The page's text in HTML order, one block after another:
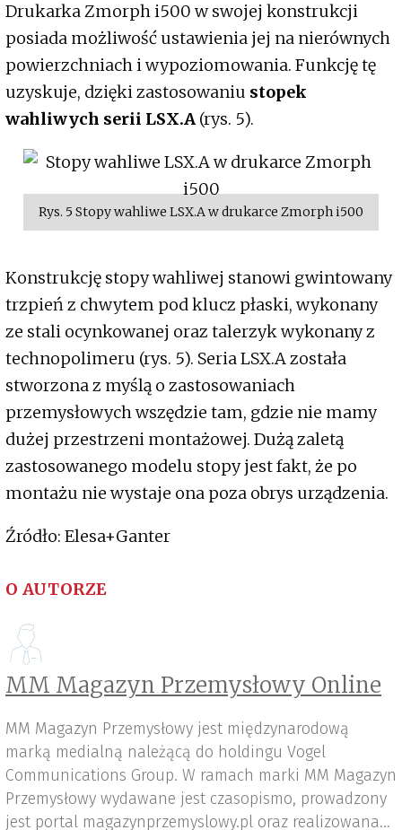
Drukarka Zmorph i500 w swojej konstrukcji
posiada możliwość ustawienia jej na nierównych
powierzchniach i wypoziomowania. Funkcję tę
uzyskuje, dzięki zastosowaniu stopek
wahliwych serii LSX.A (rys. 5).
Rys. 5 Stopy wahliwe LSX.A w drukarce Zmorph i500
Konstrukcję stopy wahliwej stanowi gwintowany
trzpień z chwytem pod klucz płaski, wykonany
ze stali ocynkowanej oraz talerzyk wykonany z
technopolimeru (rys. 5). Seria LSX.A została
stworzona z myślą o zastosowaniach
przemysłowych wszędzie tam, gdzie nie mamy
dużej przestrzeni montażowej. Dużą zaletą
zastosowanego modelu stopy jest fakt, że po
montażu nie wystaje ona poza obrys urządzenia.
Źródło: Elesa+Ganter
O AUTORZE
MM Magazyn Przemysłowy Online
MM Magazyn Przemysłowy jest międzynarodową
marką medialną należącą do holdingu Vogel
Communications Group. W ramach marki MM Magazyn
Przemysłowy wydawane jest czasopismo, prowadzony
jest portal magazynprzemyslowy.pl oraz realizowana